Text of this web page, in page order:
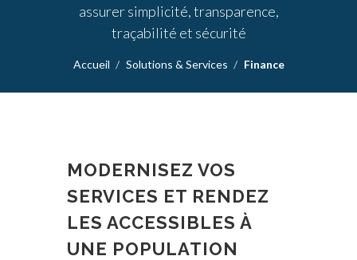
assurer simplicité, transparence,
traçabilité et sécurité
Accueil Solutions & Services Finance
MODERNISEZ VOS
SERVICES ET RENDEZ
LES ACCESSIBLES À
UNE POPULATION